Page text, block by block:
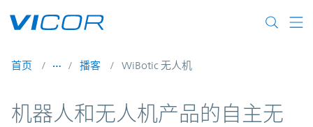
首页 播客 WiBotic 无人机
机器人和无人机产品的自主无